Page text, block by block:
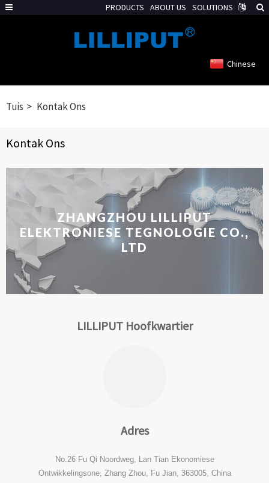
Chinese
Tuis Kontak Ons
Kontak Ons
ZHANGZHOU LILLIPUT
ELEKTRONIESE TEGNOLOGIE CO.,
LTD
LILLIPUT Hoofkwartier
Adres
No.26 Fu Qi Noordweg, Lan Tian Ekonomiese
Ontwikkelingsone, Zhang Zhou, Fu Jian, 363005, China
PRODUCTS ABOUT US SOLUTIONS